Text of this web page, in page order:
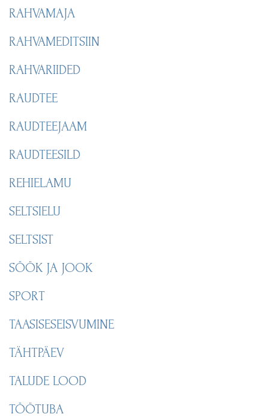
RAHVAMAJA
RAHVAMEDITSIIN
RAHVARIIDED
RAUDTEE
RAUDTEEJAAM
RAUDTEESILD
REHIELAMU
SELTSIELU
SELTSIST
SÖÖK JA JOOK
SPORT
TAASISESEISVUMINE
TÄHTPÄEV
TALUDE LOOD
TÖÖTUBA